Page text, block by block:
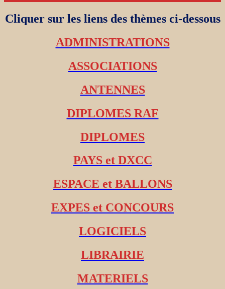
Cliquer sur les liens des thèmes ci-dessous
ADMINISTRATIONS
ASSOCIATIONS
ANTENNES
DIPLOMES RAF
DIPLOMES
PAYS et DXCC
ESPACE et BALLONS
EXPES et CONCOURS
LOGICIELS
LIBRAIRIE
MATERIELS